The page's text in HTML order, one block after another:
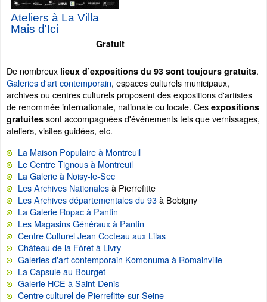
Ateliers à La Villa
Mais d'Ici
Gratuit
De nombreux lieux d’expositions du 93 sont toujours gratuits.
Galeries d'art contemporain, espaces culturels municipaux,
archives ou centres culturels proposent des expositions d'artistes
de renommée internationale, nationale ou locale. Ces expositions
gratuites sont accompagnées d'événements tels que vernissages,
ateliers, visites guidées, etc.
La Maison Populaire à Montreuil
Le Centre Tignous à Montreuil
La Galerie à Noisy-le-Sec
Les Archives Nationalesà Pierrefitte
Les Archives départementales du 93à Bobigny
La Galerie Ropac à Pantin
Les Magasins Généraux à Pantin
Centre Culturel Jean Cocteau aux Lilas
Château de la Fôret à Livry
Galeries d'art contemporain Komonuma à Romainville
La Capsule au Bourget
Galerie HCE à Saint-Denis
Centre culturel de Pierrefitte-sur-Seine